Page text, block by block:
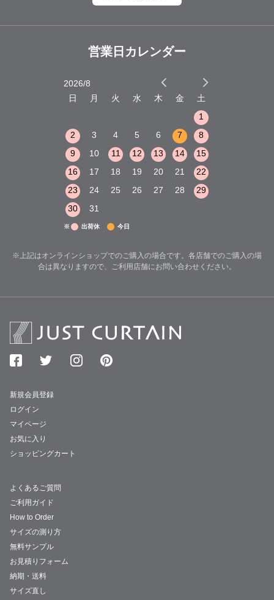
営業日カレンダー
2026/8
日
月 火 水 木 金
土
1
2
3 4 5 6 7
8
9
10 11 12 13 14
15
16
17 18 19 20 21
22
23
24 25 26 27 28
29
30
31
※ 出荷休 今日
※上記はオンラインショップでのご購入の場合です。各店舗でのご購入の場
合は異なりますので、ご利用店舗にお問い合わせください。
新規会員登録
ログイン
マイページ
お気に入り
ショッピングカート
よくあるご質問
ご利用ガイド
How to Order
サイズの測り方
無料サンプル
お見積りフォーム
納期・送料
サイズ直し